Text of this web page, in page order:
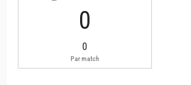
0
0
Par match